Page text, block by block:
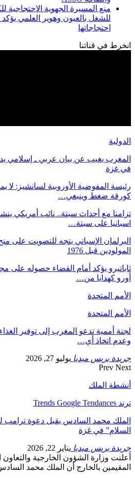
منع المسيرة الجهوية الاحتجاجية
للشغل بالعيون وهوير العلمي
احتجاجاتها
انخرط في قناتنا
الدولية
المغرب يغيب عن بيان عربي ـ إسلامي
في غزة
رئيسة المفوضية الأوروبية لسانشيز: لا
كورقة ضغط وينبغي…
تزامنا مع أحداث سبتة.. نائب أمريكي
اسبانيا على سبتة…
البرلمان الإسباني يتجه للتصويت على
المولودين قبل 1976
أورو كهدايا من…
الأمم المتحدة
الأمم المتحدة
لجنة أممية تدعو المغرب إلى توفير
وعدم اتخاذ أي…
جريدة بريس ميديا يوليو 27, 2026
Prev Next
أنشطة الملك
ترند Trends Google Tendances
الملك محمد السادس يقبل دعوة ترامب
السلام” في غزة
جريدة بريس ميديا يناير 22, 2026
أعلنت وزارة الشؤون الخارجية والتعاون
المقيمين بالخارج أن الملك محمد